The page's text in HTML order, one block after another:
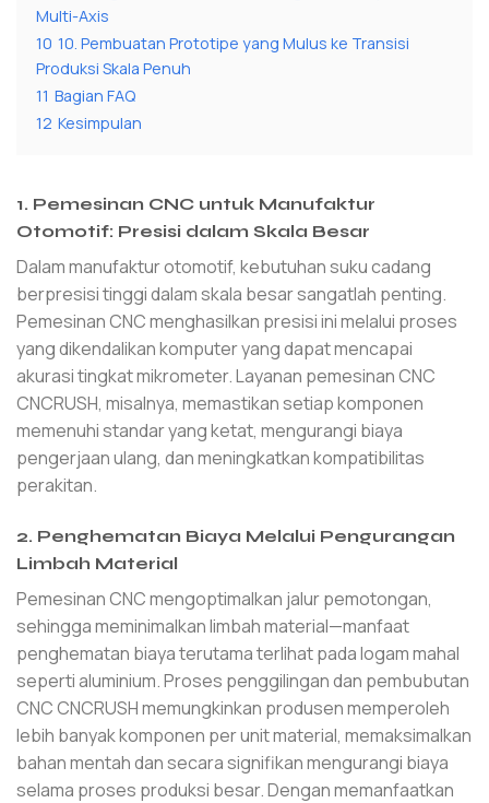
Multi-Axis
10 10. Pembuatan Prototipe yang Mulus ke Transisi
Produksi Skala Penuh
11 Bagian FAQ
12 Kesimpulan
1. Pemesinan CNC untuk Manufaktur
Otomotif: Presisi dalam Skala Besar
Dalam manufaktur otomotif, kebutuhan suku cadang
berpresisi tinggi dalam skala besar sangatlah penting.
Pemesinan CNC menghasilkan presisi ini melalui proses
yang dikendalikan komputer yang dapat mencapai
akurasi tingkat mikrometer. Layanan pemesinan CNC
CNCRUSH, misalnya, memastikan setiap komponen
memenuhi standar yang ketat, mengurangi biaya
pengerjaan ulang, dan meningkatkan kompatibilitas
perakitan.
2. Penghematan Biaya Melalui Pengurangan
Limbah Material
Pemesinan CNC mengoptimalkan jalur pemotongan,
sehingga meminimalkan limbah material—manfaat
penghematan biaya terutama terlihat pada logam mahal
seperti aluminium. Proses penggilingan dan pembubutan
CNC CNCRUSH memungkinkan produsen memperoleh
lebih banyak komponen per unit material, memaksimalkan
bahan mentah dan secara signifikan mengurangi biaya
selama proses produksi besar. Dengan memanfaatkan